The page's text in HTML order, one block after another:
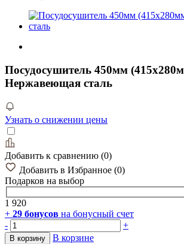
Посудосушитель 450мм
Нержавеющая сталь
Узнать о снижении цены
Добавить к сравнению (0)
Добавить в Избранное (0)
Подарков на выбор
1 920
+ 29 бонусов на бонусный счет
-
+
В корзину
В корзине